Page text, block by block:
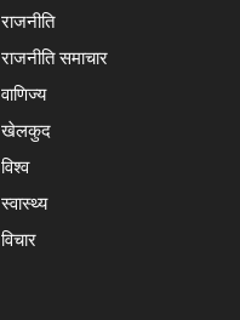
राजनीति
राजनीति समाचार
वाणिज्य
खेलकुद
विश्व
स्वास्थ्य
विचार